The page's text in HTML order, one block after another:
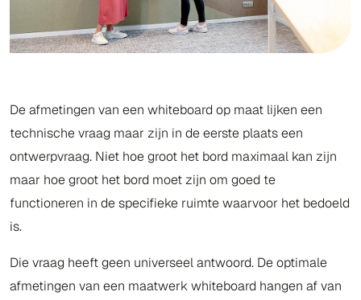
De afmetingen van een whiteboard op maat lijken een
technische vraag maar zijn in de eerste plaats een
ontwerpvraag. Niet hoe groot het bord maximaal kan zijn
maar hoe groot het bord moet zijn om goed te
functioneren in de specifieke ruimte waarvoor het bedoeld
is.
Die vraag heeft geen universeel antwoord. De optimale
afmetingen van een maatwerk whiteboard hangen af van